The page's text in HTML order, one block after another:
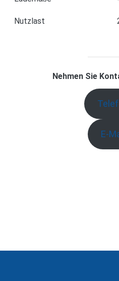
Nutzlast
Nehmen Sie
E-